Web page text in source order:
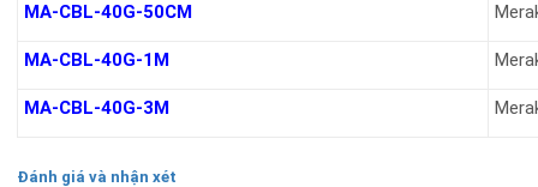
MA-CBL-40G-50CM
MA-CBL-40G-1M
MA-CBL-40G-3M
Đánh giá và nhận xét